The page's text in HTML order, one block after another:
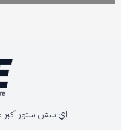
اي سفن ستور أكبر